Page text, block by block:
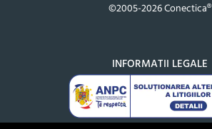
©2005-2026 Conectica®
INFORMATII LEGALE